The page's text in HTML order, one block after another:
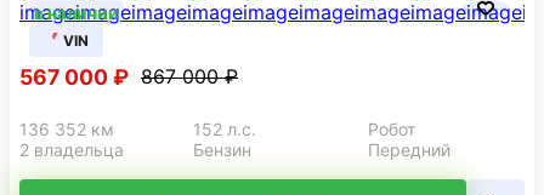
в наличии
VIN
567 000 ₽ 867 000 ₽
136 352 км 152 л.с.
Робот
2 владельца
Бензин Передний